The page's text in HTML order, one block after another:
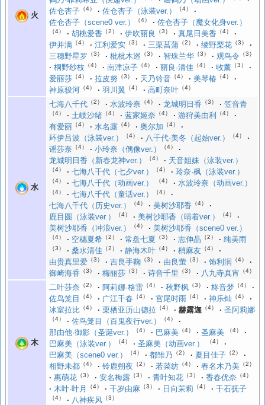
火
佐仓杏子 （4） 佐仓杏子（泳装ver.） （4）
佐仓杏子（scene0 ver.） （4） 佐仓杏子（魔女化身ver.）
（4） 胡桃爱香 （2） 伊吹丽良 （3） 真尾日美香 （4）
伊并满 （4） 江利爱实 （3） 三栗菖蒲 （2） 绫野梨花 （3）
三穗野星罗 （3） 枇枇木巡 （3） 智珠兰华 （3） 观鸟令 （3）
桐野纱枝 （4） 南津凉子 （4） 丽良·清佳 （4） 牧薰 （3）
爱丽莎 （4） 拉皮努 （3） 天乃铃音 （4） 美琴椿 （4）
神原骏河 （4） 羽川翼 （4） 高町奈叶 （4）
水
七海八千代 （2） 水波玲奈 （4） 龙城明日香 （3） 笠音青
（4） 土岐沙绪 （4） 蓝家姬奈 （4） 游狩美由利 （4）
有爱丽 （4） 水名露 （4） 奥尔加 （4）
环伊吕波（泳装ver.） （4） 八千代·美冬（起始ver.） （4）
谣莎奈 （4） 小玲奈（偶像ver.） （4）
龙城明日香（新春龙神ver.） （4） 天音姐妹（泳装ver.）
（4） 七海八千代（七夕ver.） （4） 玲奈·枫（泳装ver.）
（4） 七海八千代（动画ver.） （4） 水波玲奈（动画ver.）
（4） 七海八千代（童话ver.） （4）
七海八千代（历史ver.） （4） 美树沙耶香 （4）
鹿目圆（泳装ver.） （4） 美树沙耶香（晴着ver.） （4）
美树沙耶香（冲浪ver.） （4） 美树沙耶香（scene0 ver.）
（4） 空穗夏希 （2） 常盘七夏 （3） 志伸晶 （2） 纯美雨
（3） 桑水清佳 （2） 静海木叶 （4） 梢麻友 （4）
由贵真里爱 （3） 吉良手鞠 （3） 由良萤 （3） 饰利润 （4）
御崎海香 （3） 梅丽莎 （3） 诗音千里 （3） 八九寺真宵 （4）
木
二叶莎奈 （2） 阿莉娜·格雷 （4） 秋野枫 （3） 柊音梦 （4）
佐鸟笼目 （4） 广江千春 （4） 宫尾时雨 （4） 神乐灿 （4）
冰室拉比 （4） 栗栖亚历山德拉 （4） 赫露迦 （4） 圣阿莉娜
（4） 佐鸟笼目（百鬼夜行ver.） （4）
那由他·御影（圣诞ver.） （4） 巴麻美 （4） 圣麻美 （4）
巴麻美（泳装ver.） （4） 圣麻美（动画ver.） （4）
巴麻美（scene0 ver.） （4） 都雏乃 （2） 夏目佳子 （2）
相野未都 （4） 铃鹿朔夜 （2） 若菜纺 （4） 春名木乃美 （2）
惠萌花 （3） 安名梅露 （3） 青叶知花 （3） 香春优奈 （4）
木叶·叶月 （4） 千岁由麻 （3） 日向茉莉 （4） 千石抚子
（4） 八神疾风 （3）